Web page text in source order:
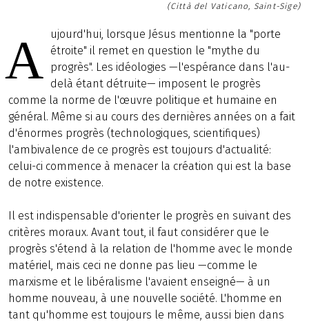
(Città del Vaticano, Saint-Sige)
A
ujourd'hui, lorsque Jésus mentionne la "porte
étroite" il remet en question le "mythe du
progrès". Les idéologies —l'espérance dans l'au-
delà étant détruite— imposent le progrès
comme la norme de l'œuvre politique et humaine en
général. Même si au cours des dernières années on a fait
d'énormes progrès (technologiques, scientifiques)
l'ambivalence de ce progrès est toujours d'actualité:
celui-ci commence à menacer la création qui est la base
de notre existence.
Il est indispensable d'orienter le progrès en suivant des
critères moraux. Avant tout, il faut considérer que le
progrès s'étend à la relation de l'homme avec le monde
matériel, mais ceci ne donne pas lieu —comme le
marxisme et le libéralisme l'avaient enseigné— à un
homme nouveau, à une nouvelle société. L'homme en
tant qu'homme est toujours le même, aussi bien dans